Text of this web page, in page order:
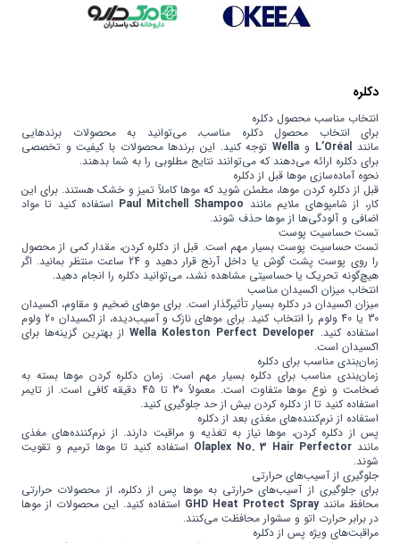
ایران | Iran
آفریقای جنوبی | South Of Africa
تایوان | Taiwan
ویتنام
چین | China
مکزیک | Mexico
ویتنام | Vietnam
اندونزی | Indonesia
دانمارک | Denmark
مالزی | Malaysia
یونان | Greece
دکلره
انتخاب مناسب محصول دکلره
برای انتخاب محصول دکلره مناسب، می‌توانید به محصولات برندهایی
مانند L’Oréal و Wella توجه کنید. این برندها محصولات با کیفیت و تخصصی
برای دکلره ارائه می‌دهند که می‌توانند نتایج مطلوبی را به شما بدهند.
نحوه آماده‌سازی موها قبل از دکلره
قبل از دکلره کردن موها، مطمئن شوید که موها کاملاً تمیز و خشک هستند. برای این
کار، از شامپوهای ملایم مانند Paul Mitchell Shampoo استفاده کنید تا مواد
اضافی و آلودگی‌ها از موها حذف شوند.
تست حساسیت پوست
تست حساسیت پوست بسیار مهم است. قبل از دکلره کردن، مقدار کمی از محصول
را روی پوست پشت گوش یا داخل آرنج قرار دهید و 24 ساعت منتظر بمانید. اگر
هیچ‌گونه تحریک یا حساسیتی مشاهده نشد، می‌توانید دکلره را انجام دهید.
انتخاب میزان اکسیدان مناسب
میزان اکسیدان در دکلره بسیار تأثیرگذار است. برای موهای ضخیم و مقاوم، اکسیدان
30 یا 40 ولوم را انتخاب کنید. برای موهای نازک و آسیب‌دیده، از اکسیدان 20 ولوم
استفاده کنید. Wella Koleston Perfect Developer از بهترین گزینه‌ها برای
اکسیدان است.
زمان‌بندی مناسب برای دکلره
زمان‌بندی مناسب برای دکلره بسیار مهم است. زمان دکلره کردن موها بسته به
ضخامت و نوع موها متفاوت است. معمولاً 30 تا 45 دقیقه کافی است. از تایمر
استفاده کنید تا از دکلره کردن بیش از حد جلوگیری کنید.
استفاده از نرم‌کننده‌های مغذی بعد از دکلره
پس از دکلره کردن، موها نیاز به تغذیه و مراقبت دارند. از نرم‌کننده‌های مغذی
مانند Olaplex No. 3 Hair Perfector استفاده کنید تا موها ترمیم و تقویت
شوند.
جلوگیری از آسیب‌های حرارتی
برای جلوگیری از آسیب‌های حرارتی به موها پس از دکلره، از محصولات حرارتی
محافظ مانندGHD Heat Protect Spray استفاده کنید. این محصولات از موها
در برابر حرارت اتو و سشوار محافظت می‌کنند.
مراقبت‌های ویژه پس از دکلره